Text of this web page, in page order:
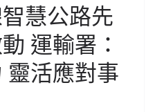
慧公路先
運輸署：
靈活應對事